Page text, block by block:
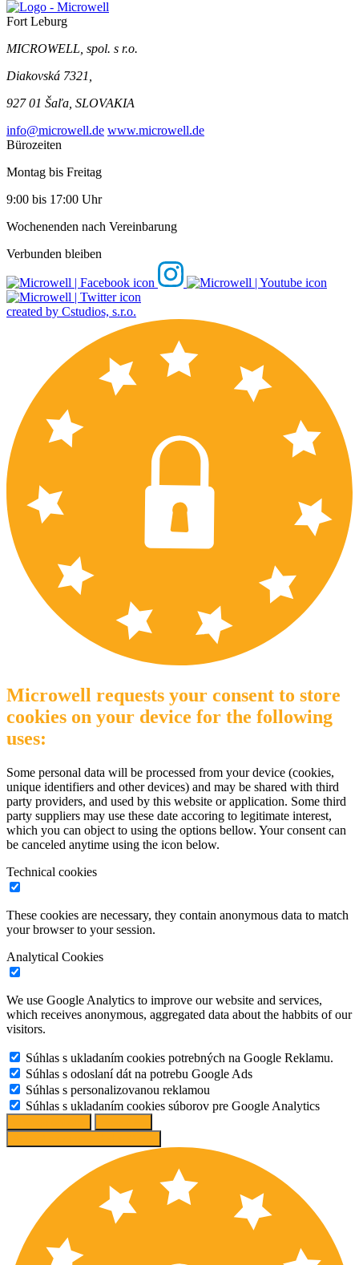
Fort Leburg
MICROWELL, spol. s r.o.
Diakovská 7321,
927 01 Šaľa, SLOVAKIA
info@microwell.de www.microwell.de
Bürozeiten
Montag bis Freitag
9:00 bis 17:00 Uhr
Wochenenden nach Vereinbarung
Verbunden bleiben
created by Cstudios, s.r.o.
Microwell requests your consent to store
cookies on your device for the following
uses:
Some personal data will be processed from your device (cookies,
unique identifiers and other devices) and may be shared with third
party providers, and used by this website or application. Some third
party suppliers may use these date accoring to legitimate interest,
which you can object to using the options bellow. Your consent can
be canceled anytime using the icon below.
Technical cookies
These cookies are necessary, they contain anonymous data to match
your browser to your session.
Analytical Cookies
We use Google Analytics to improve our website and services,
which receives anonymous, aggregated data about the habbits of our
visitors.
Súhlas s ukladaním cookies potrebných na Google Reklamu.
Súhlas s odoslaní dát na potrebu Google Ads
Súhlas s personalizovanou reklamou
Súhlas s ukladaním cookies súborov pre Google Analytics